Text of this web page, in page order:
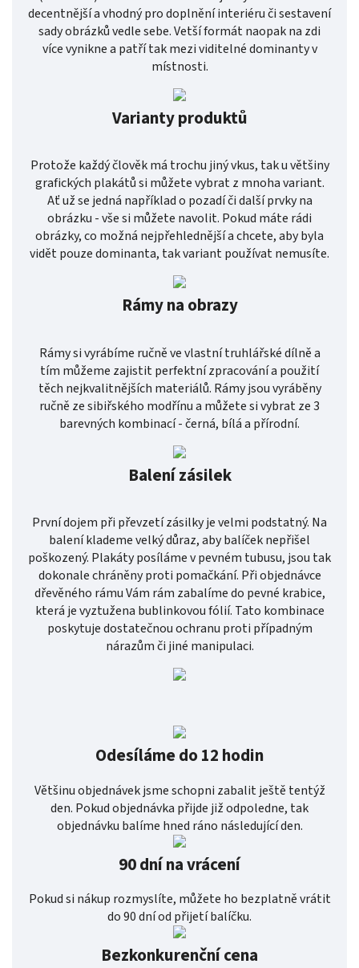
decentnější a vhodný pro doplnění interiéru či sestavení
sady obrázků vedle sebe. Vetší formát naopak na zdi
více vynikne a patří tak mezi viditelné dominanty v
místnosti.
Varianty produktů
Protože každý člověk má trochu jiný vkus, tak u většiny
grafických plakátů si můžete vybrat z mnoha variant.
Ať už se jedná například o pozadí či další prvky na
obrázku - vše si můžete navolit. Pokud máte rádi
obrázky, co možná nejpřehlednější a chcete, aby byla
vidět pouze dominanta, tak variant používat nemusíte.
Rámy na obrazy
Rámy si vyrábíme ručně ve vlastní truhlářské dílně a
tím můžeme zajistit perfektní zpracování a použití
těch nejkvalitnějších materiálů. Rámy jsou vyráběny
ručně ze sibiřského modřínu a můžete si vybrat ze 3
barevných kombinací - černá, bílá a přírodní.
Balení zásilek
První dojem při převzetí zásilky je velmi podstatný. Na
balení klademe velký důraz, aby balíček nepřišel
poškozený. Plakáty posíláme v pevném tubusu, jsou tak
dokonale chráněny proti pomačkání. Při objednávce
dřevěného rámu Vám rám zabalíme do pevné krabice,
která je vyztužena bublinkovou fólií. Tato kombinace
poskytuje dostatečnou ochranu proti případným
nárazům či jiné manipulaci.
Odesíláme do 12 hodin
Většinu objednávek jsme schopni zabalit ještě tentýž
den. Pokud objednávka přijde již odpoledne, tak
objednávku balíme hned ráno následující den.
90 dní na vrácení
Pokud si nákup rozmyslíte, můžete ho bezplatně vrátit
do 90 dní od přijetí balíčku.
Bezkonkurenční cena